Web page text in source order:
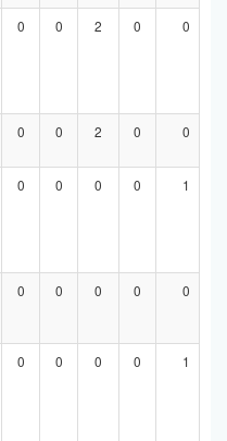
0 0 2 0 0
0 0 2 0 0
0 0 0 0 1
0 0 0 0 0
0 0 0 0 1